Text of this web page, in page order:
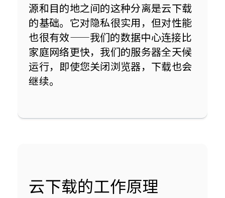
源和目的地之间的这种分离是云下载
的基础。它对隐私很实用，但对性能
也很有效——我们的数据中心连接比
家庭网络更快，我们的服务器全天候
运行，即使您关闭浏览器，下载也会
继续。
云下载的工作原理